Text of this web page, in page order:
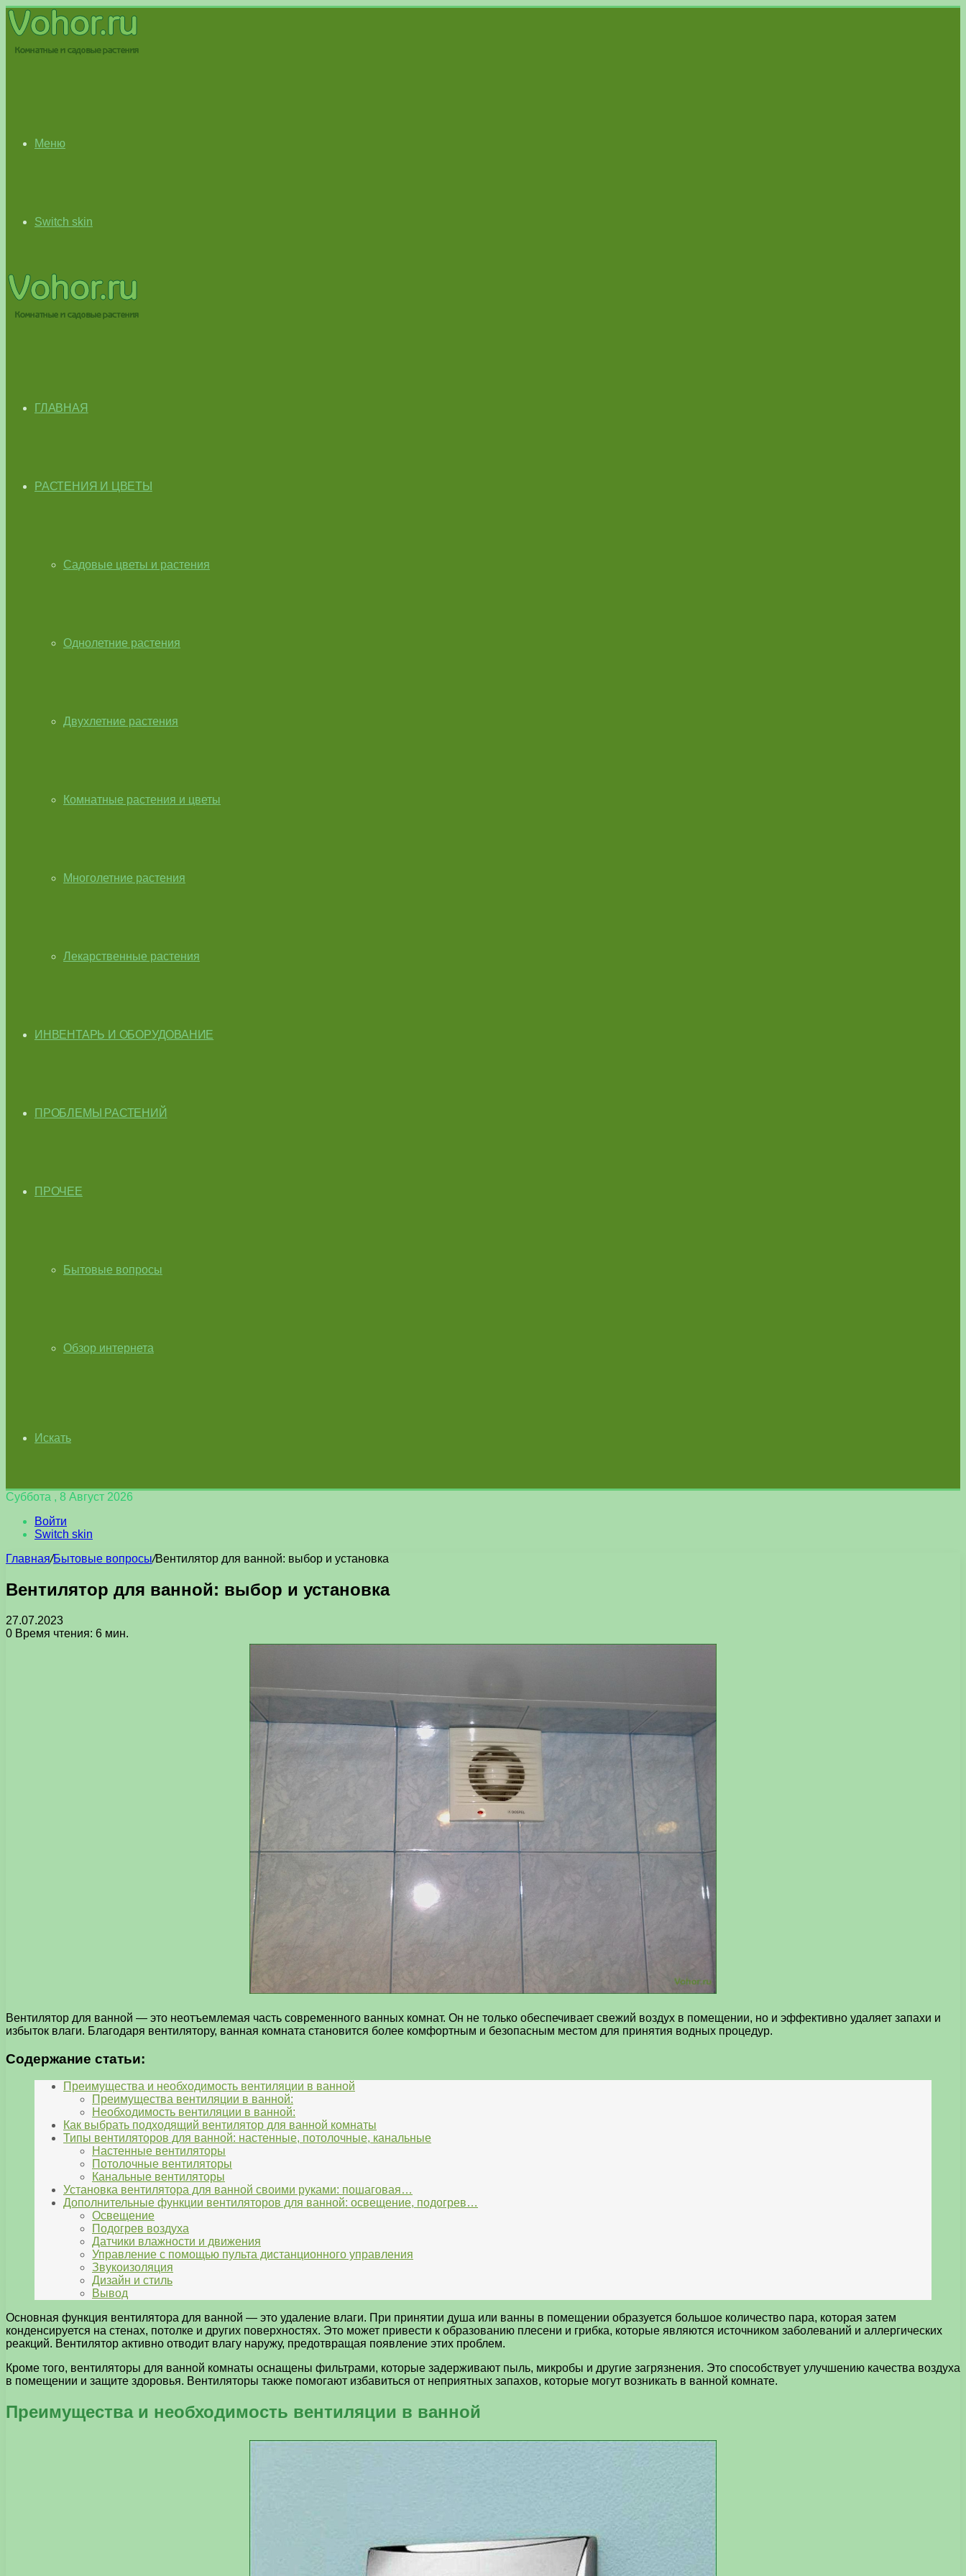
Меню
Switch skin
ГЛАВНАЯ
РАСТЕНИЯ И ЦВЕТЫ
Садовые цветы и растения
Однолетние растения
Двухлетние растения
Комнатные растения и цветы
Многолетние растения
Лекарственные растения
ИНВЕНТАРЬ И ОБОРУДОВАНИЕ
ПРОБЛЕМЫ РАСТЕНИЙ
ПРОЧЕЕ
Бытовые вопросы
Обзор интернета
Искать
Суббота , 8 Август 2026
Войти
Switch skin
Главная/Бытовые вопросы/Вентилятор для ванной: выбор и установка
Вентилятор для ванной: выбор и установка
27.07.2023
0 Время чтения: 6 мин.
Вентилятор для ванной — это неотъемлемая часть современного ванных комнат. Он не только обеспечивает свежий воздух в помещении, но и эффективно удаляет запахи и
избыток влаги. Благодаря вентилятору, ванная комната становится более комфортным и безопасным местом для принятия водных процедур.
Содержание статьи:
Преимущества и необходимость вентиляции в ванной
Преимущества вентиляции в ванной:
Необходимость вентиляции в ванной:
Как выбрать подходящий вентилятор для ванной комнаты
Типы вентиляторов для ванной: настенные, потолочные, канальные
Настенные вентиляторы
Потолочные вентиляторы
Канальные вентиляторы
Установка вентилятора для ванной своими руками: пошаговая…
Дополнительные функции вентиляторов для ванной: освещение, подогрев…
Освещение
Подогрев воздуха
Датчики влажности и движения
Управление с помощью пульта дистанционного управления
Звукоизоляция
Дизайн и стиль
Вывод
Основная функция вентилятора для ванной — это удаление влаги. При принятии душа или ванны в помещении образуется большое количество пара, которая затем
конденсируется на стенах, потолке и других поверхностях. Это может привести к образованию плесени и грибка, которые являются источником заболеваний и аллергических
реакций. Вентилятор активно отводит влагу наружу, предотвращая появление этих проблем.
Кроме того, вентиляторы для ванной комнаты оснащены фильтрами, которые задерживают пыль, микробы и другие загрязнения. Это способствует улучшению качества воздуха
в помещении и защите здоровья. Вентиляторы также помогают избавиться от неприятных запахов, которые могут возникать в ванной комнате.
Преимущества и необходимость вентиляции в ванной